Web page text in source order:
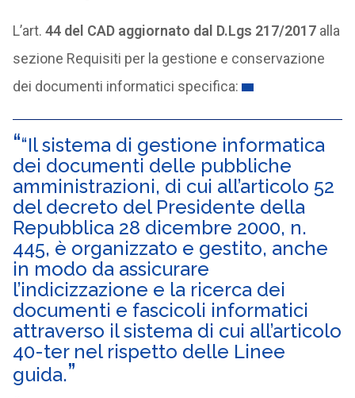
L’art. 44 del CAD aggiornato dal D.Lgs 217/2017alla
sezione Requisiti per la gestione e conservazione
dei documenti informatici specifica:
“Il sistema di gestione informatica
dei documenti delle pubbliche
amministrazioni, di cui all’articolo 52
del decreto del Presidente della
Repubblica 28 dicembre 2000, n.
445, è organizzato e gestito, anche
in modo da assicurare
l’indicizzazione e la ricerca dei
documenti e fascicoli informatici
attraverso il sistema di cui all’articolo
40-ter nel rispetto delle Linee
guida.